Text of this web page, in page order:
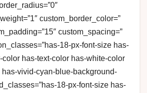
custom_border_color=”
custom_spacing=”
18-px-font-size has-
has-text-color has-white-color
has-vivid-cyan-blue-background-
18-px-font-size has-